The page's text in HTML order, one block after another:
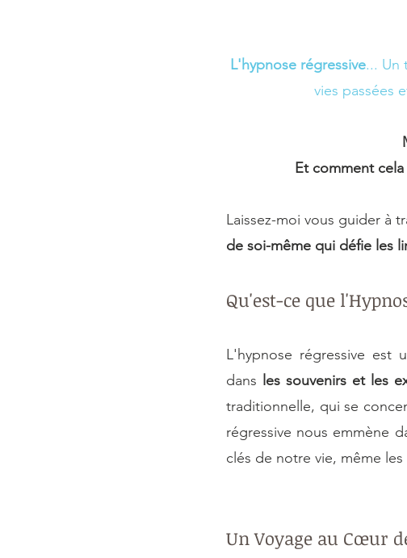
L'hypnose régressive... Un
vies passées
Et comment
Laissez-moi vous guider à
de soi-même qui défie les
Qu'est-ce que
L'hypnose régressive est
dans les souvenirs et les
traditionnelle, qui se
régressive nous emmène
clés de notre vie, même
Un Voyage au Cœur